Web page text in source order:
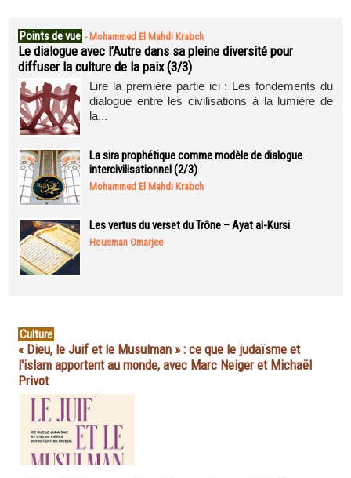
Points de vue - Mohammed El Mahdi Krabch
Le dialogue avec l’Autre dans sa pleine diversité pour
diffuser la culture de la paix (3/3)
Lire la première partie ici : Les fondements du
dialogue entre les civilisations à la lumière de
la...
La sira prophétique comme modèle de dialogue
intercivilisationnel (2/3)
Mohammed El Mahdi Krabch
Les vertus du verset du Trône – Ayat al-Kursi
Housman Omarjee
Culture
« Dieu, le Juif et le Musulman » : ce que le judaïsme et
l'islam apportent au monde, avec Marc Neiger et Michaël
Privot